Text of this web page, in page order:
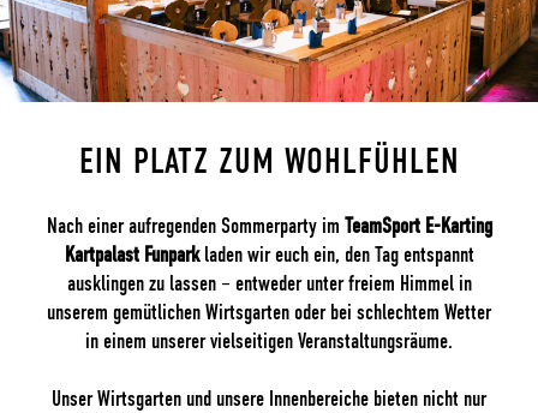
EIN PLATZ ZUM WOHLFÜHLEN
Nach einer aufregenden Sommerparty im TeamSport E-Karting
Kartpalast Funparkladen wir euch ein, den Tag entspannt
ausklingen zu lassen – entweder unter freiem Himmel in
unserem gemütlichen Wirtsgarten oder bei schlechtem Wetter
in einem unserer vielseitigen Veranstaltungsräume.
Unser Wirtsgarten und unsere Innenbereiche bieten nicht nur